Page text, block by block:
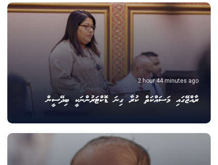
2 hour 44 minutes ago
ރާއްޖޭގައި މަސައްކަތް ކުރާ ގިނަ ޑޮކްޓަރުންނަކީ ބިދޭސީން